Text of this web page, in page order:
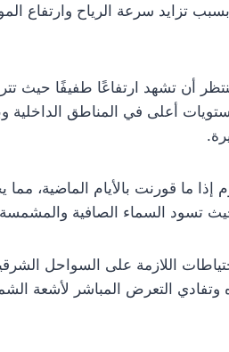
تزايد سرعة الرياح وارتفاع
ما قورنت بالأيام الماضية،
تسود السماء الصافية
اللازمة على السواحل
وتفادي التعرض المباشر لأشعة